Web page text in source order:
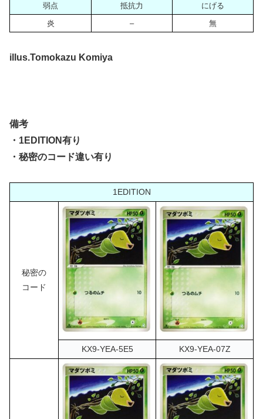
弱点 抵抗力
にげる
炎
– 無
illus.Tomokazu Komiya
備考
・1EDITION有り
・秘密のコード違い有り
1EDITION
秘密の
コード
KX9-YEA-5E5 KX9-YEA-07Z